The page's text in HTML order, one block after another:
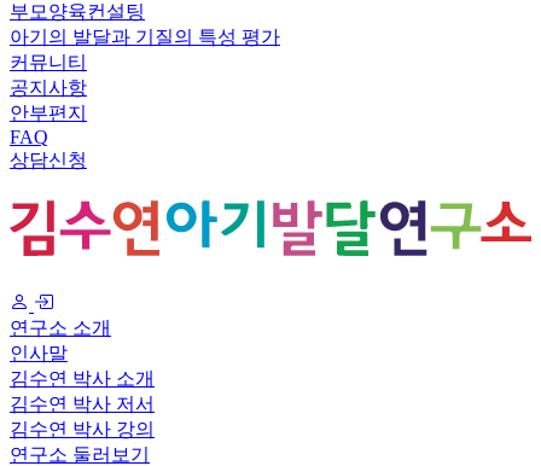
부모양육컨설팅
아기의 발달과 기질의 특성 평가
커뮤니티
공지사항
안부편지
FAQ
상담신청
연구소 소개
인사말
김수연 박사 소개
김수연 박사 저서
김수연 박사 강의
연구소 둘러보기